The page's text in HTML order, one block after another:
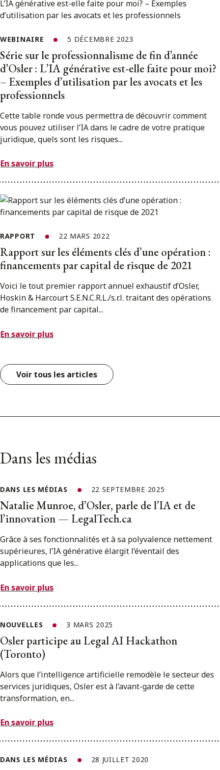
WEBINAIRE 5 DÉCEMBRE 2023
Série sur le professionnalisme de fin d’année
d’Osler : L’IA générative est-elle faite pour moi?
– Exemples d’utilisation par les avocats et les
professionnels
Cette table ronde vous permettra de découvrir comment
vous pouvez utiliser l’IA dans le cadre de votre pratique
juridique, quels sont les risques...
En savoir plus
RAPPORT 22 MARS 2022
Rapport sur les éléments clés d’une opération :
financements par capital de risque de 2021
Voici le tout premier rapport annuel exhaustif d’Osler,
Hoskin & Harcourt S.E.N.C.R.L./s.r.l. traitant des opérations
de financement par capital...
En savoir plus
Voir tous les articles
Dans les médias
DANS LES MÉDIAS 22 SEPTEMBRE 2025
Natalie Munroe, d’Osler, parle de l’IA et de
l’innovation — LegalTech.ca
Grâce à ses fonctionnalités et à sa polyvalence nettement
supérieures, l’IA générative élargit l’éventail des
applications que les...
En savoir plus
NOUVELLES 3 MARS 2025
Osler participe au Legal AI Hackathon
(Toronto)
Alors que l’intelligence artificielle remodèle le secteur des
services juridiques, Osler est à l’avant-garde de cette
transformation, en...
En savoir plus
DANS LES MÉDIAS 28 JUILLET 2020